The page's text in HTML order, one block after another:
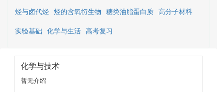
烃与卤代烃 烃的含氧衍生物 糖类油脂蛋白质 高分子材料
实验基础 化学与生活 高考复习
化学与技术
暂无介绍